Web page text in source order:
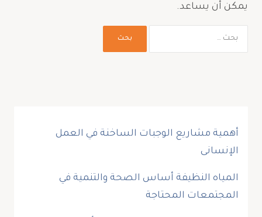
يمكن أن يساعد.
أهمية مشاريع الوجبات الساخنة في العمل
الإنسانى
المياه النظيفة أساس الصحة والتنمية في
المجتمعات المحتاجة